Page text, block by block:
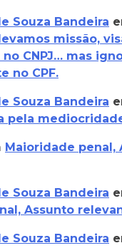
Souza Bandeira
missão,
CNPJ… mas
no CPF.
Souza Bandeira
pela
Maioridade penal,
Souza Bandeira
Assunto
Souza Bandeira